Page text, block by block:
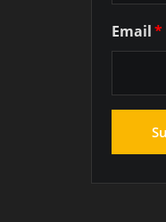
Email*